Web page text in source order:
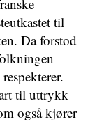
til
Da forstod
til uttrykk
også kjører